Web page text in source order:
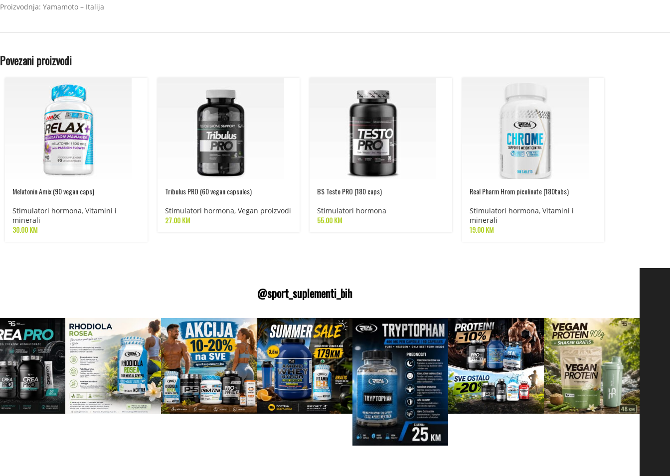
Proizvodnja: Yamamoto – Italija
Povezani proizvodi
Melatonin Amix (90 vegan caps)
Stimulatori hormona, Vitamini i
minerali
30.00KM
Tribulus PRO (60 vegan capsules)
Stimulatori hormona, Vegan proizvodi
27.00KM
BS Testo PRO (180 caps)
Stimulatori hormona
55.00KM
Real Pharm Hrom picolinate (180tabs)
Stimulatori hormona, Vitamini i
minerali
19.00KM
@sport_suplementi_bih